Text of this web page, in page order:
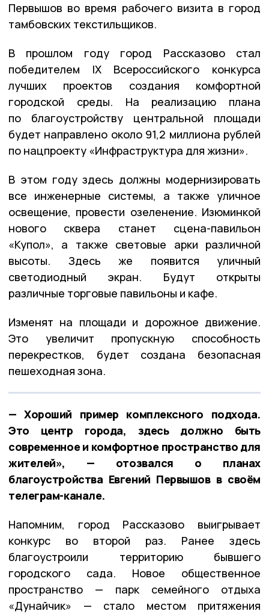
Первышов во время рабочего визита в город
тамбовских текстильщиков.
В прошлом году город Рассказово стал
победителем IX Всероссийского конкурса
лучших проектов создания комфортной
городской среды. На реализацию плана
по благоустройству центральной площади
будет направлено около 91,2 миллиона рублей
по нацпроекту «Инфраструктура для жизни».
В этом году здесь должны модернизировать
все инженерные системы, а также уличное
освещение, провести озеленение. Изюминкой
нового сквера станет сцена-павильон
«Купол», а также световые арки различной
высоты. Здесь же появится уличный
светодиодный экран. Будут открыты
различные торговые павильоны и кафе.
Изменят на площади и дорожное движение.
Это увеличит пропускную способность
перекрестков, будет создана безопасная
пешеходная зона.
— Хороший пример комплексного подхода.
Это центр города, здесь должно быть
современное и комфортное пространство для
жителей», — отозвался о планах
благоустройства Евгений Первышов в своём
телеграм-канале.
Напомним, город Рассказово выигрывает
конкурс во второй раз. Ранее здесь
благоустроили территорию бывшего
городского сада. Новое общественное
пространство — парк семейного отдыха
«Дунайчик» — стало местом притяжения